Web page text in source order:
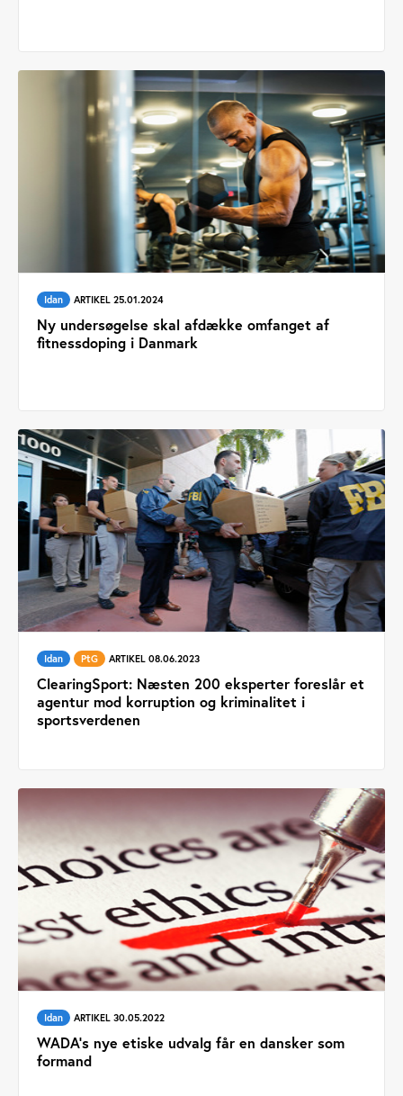
Idan ARTIKEL 25.01.2024
Ny undersøgelse skal afdække omfanget af
fitnessdoping i Danmark
Idan PtG ARTIKEL 08.06.2023
ClearingSport: Næsten 200 eksperter foreslår et
agentur mod korruption og kriminalitet i
sportsverdenen
Idan ARTIKEL 30.05.2022
WADA’s nye etiske udvalg får en dansker som
formand